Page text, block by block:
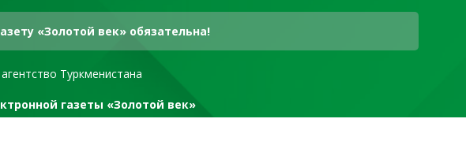
«Золотой век» обязательна!
Туркменистана
газеты «Золотой век»